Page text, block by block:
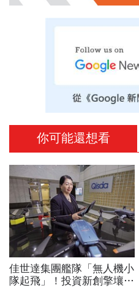
你可能還想看
佳世達集團艦隊「無人機小
隊起飛」！投資新創擎壤、